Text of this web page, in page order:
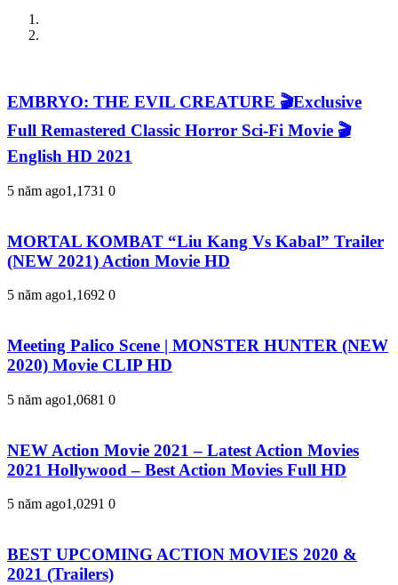
EMBRYO: THE EVIL CREATURE 🎬Exclusive
Full Remastered Classic Horror Sci-Fi Movie 🎬
English HD 2021
5 năm ago1,1731 0
MORTAL KOMBAT “Liu Kang Vs Kabal” Trailer
(NEW 2021) Action Movie HD
5 năm ago1,1692 0
Meeting Palico Scene | MONSTER HUNTER (NEW
2020) Movie CLIP HD
5 năm ago1,0681 0
NEW Action Movie 2021 – Latest Action Movies
2021 Hollywood – Best Action Movies Full HD
5 năm ago1,0291 0
BEST UPCOMING ACTION MOVIES 2020 &
2021 (Trailers)